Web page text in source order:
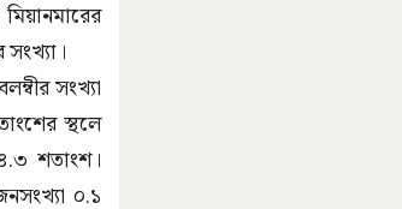
সংখ্যা।
সংখ্যা
স্থলে
শতাংশ।
০.১